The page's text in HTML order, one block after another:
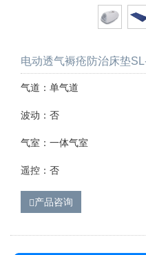
电动透气褥疮防治床垫
气道：单气道
波动：否
气室：一体气室
遥控：否
产品咨询